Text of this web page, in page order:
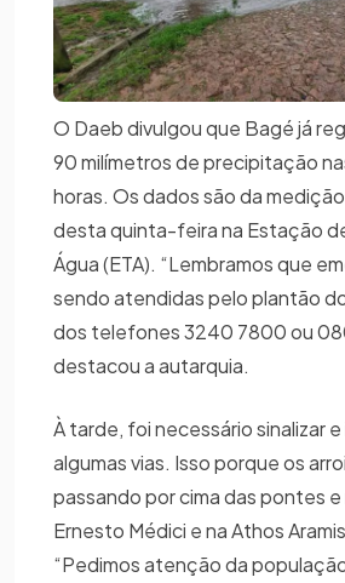
O Daeb divulgou que Bagé já
90 milímetros de precipitação
horas. Os dados são da medição
desta quinta-feira na Estação
Água (ETA). “Lembramos que
sendo atendidas pelo plantão
dos telefones 3240 7800 ou
destacou a autarquia.
À tarde, foi necessário sinalizar
algumas vias. Isso porque os
passando por cima das pontes e
Ernesto Médici e na Athos
“Pedimos atenção da